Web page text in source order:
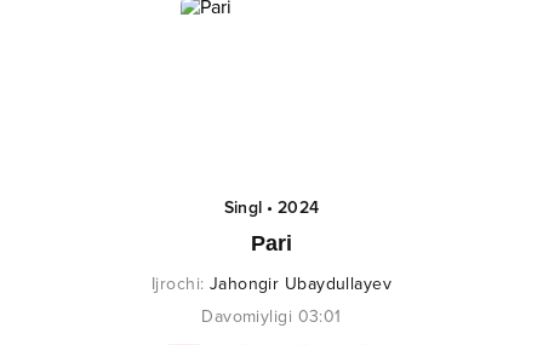
Singl•2024
Pari
Ijrochi: Jahongir Ubaydullayev
Davomiyligi 03:01